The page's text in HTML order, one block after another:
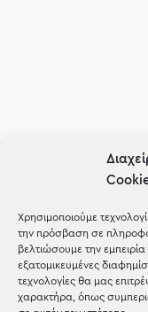
Χρησιμοποιούμε
την πρόσβαση σε
βελτιώσουμε την
εξατομικευμένες
τεχνολογίες θα μας
χαρακτήρα, όπως